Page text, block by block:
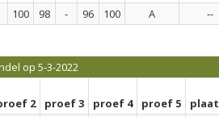
100 98 - 96 100 A --
op 5-3-2022
2 proef 3 proef 4 proef 5